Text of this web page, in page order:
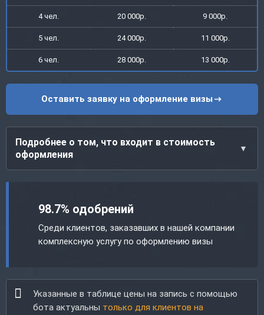
4 чел. 20 000р. 9 000р.
5 чел. 24 000р. 11 000р.
6 чел. 28 000р. 13 000р.
Оставить заявку на оформление визы
Подробнее о том, что входит в стоимость
оформления
98.7% одобрений
Среди клиентов, заказавших в нашей компании
комплексную услугу по оформлению визы
Указанные в таблице цены на запись с помощью
бота актуальны только для клиентов на